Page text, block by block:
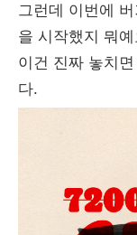
그런데 이번에
을 시작했지 뭐예
이건 진짜 놓치
다.